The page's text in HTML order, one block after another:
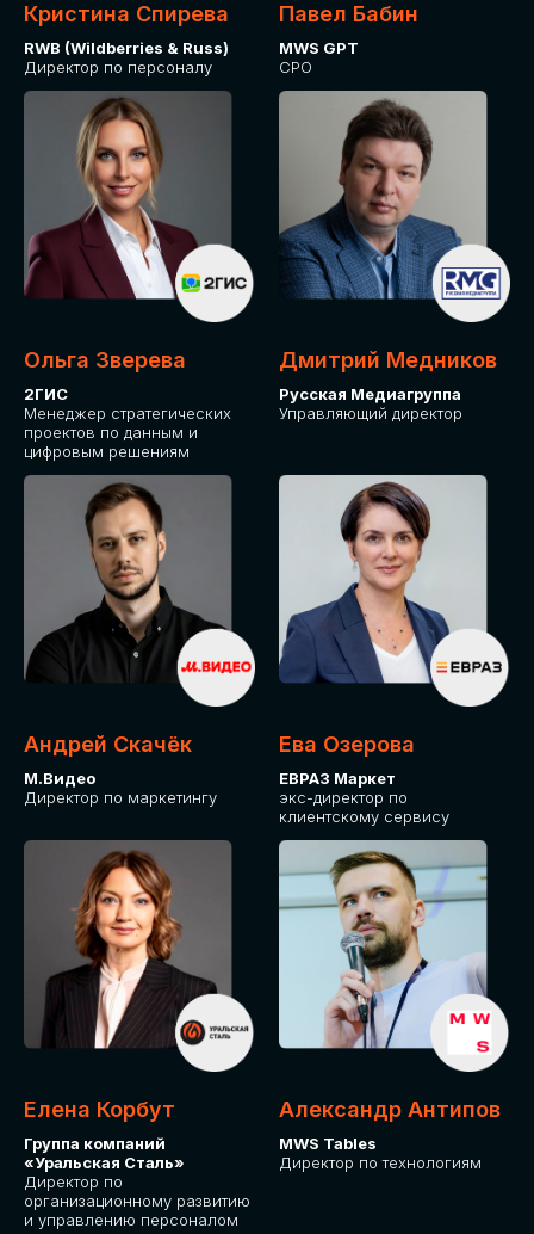
Кристина Спирева
RWB (Wildberries & Russ)
Директор по персоналу
Павел Бабин
MWS GPT
CPO
Ольга Зверева
2ГИС
Менеджер стратегических
проектов по данным и
цифровым решениям
Дмитрий Медников
Русская Медиагруппа
Управляющий директор
Андрей Скачёк
М.Видео
Директор по маркетингу
Ева Озерова
ЕВРАЗ Маркет
экс-директор по
клиентскому сервису
Елена Корбут
Группа компаний
«Уральская Сталь»
Директор по
организационному развитию
и управлению персоналом
Александр Антипов
MWS Tables
Директор по технологиям